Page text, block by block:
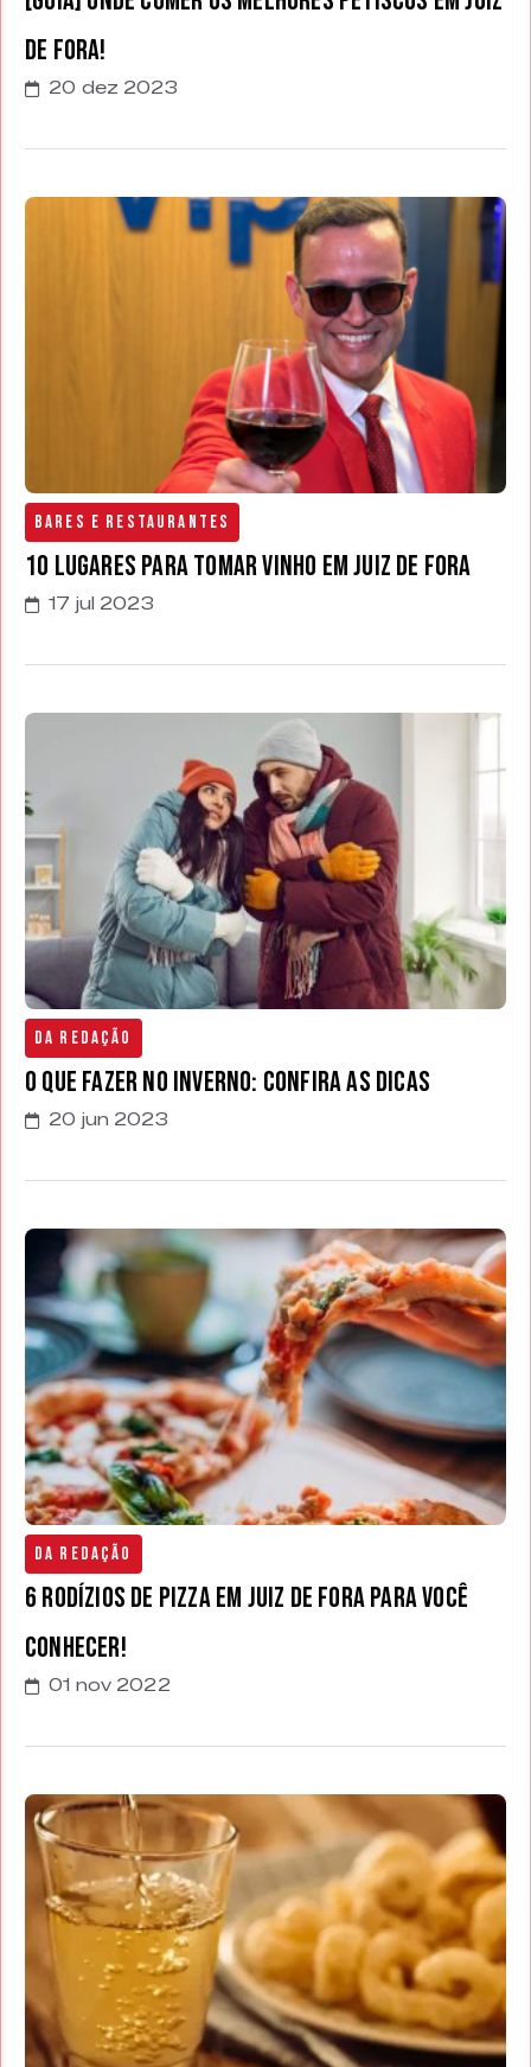
de Fora!
20 dez 2023
Bares e Restaurantes
10 Lugares para Tomar Vinho em Juiz de Fora
17 jul 2023
Da Redação
O que fazer no inverno: confira as dicas
20 jun 2023
Da Redação
6 Rodízios de Pizza em Juiz de Fora para você
conhecer!
01 nov 2022